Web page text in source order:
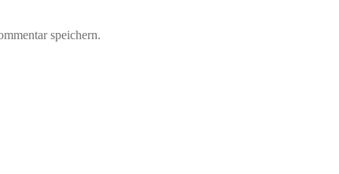
speichern.